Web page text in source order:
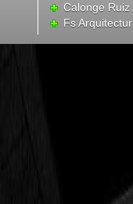
Calonge Ruiz
Fs